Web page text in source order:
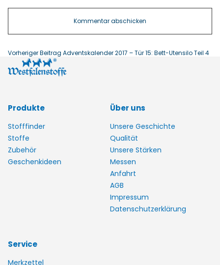
Vorheriger Beitrag Adventskalender 2017 – Tür 15: Bett-Utensilo Teil 4
Produkte
Stofffinder
Stoffe
Zubehör
Geschenkideen
Über uns
Unsere Geschichte
Qualität
Unsere Stärken
Messen
Anfahrt
AGB
Impressum
Datenschutzerklärung
Service
Merkzettel